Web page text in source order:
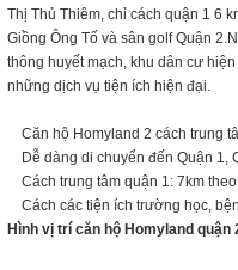
Thị Thủ Thiêm, chỉ cách quận 1 6
Giồng Ông Tố và sân golf Quận
thông huyết mạch, khu dân cư
những dịch vụ tiện ích hiện đại.
Căn hộ Homyland 2 cách trung
Dễ dàng di chuyển đến Quận 1,
Cách trung tâm quận 1: 7km
Cách các tiện ích trường học,
Hình vị trí căn hộ Homyland quận